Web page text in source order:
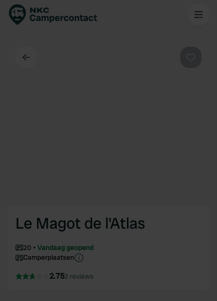
Le Magot de l'Atlas
20
Vandaag geopend
Camperplaatsen
2.752 reviews